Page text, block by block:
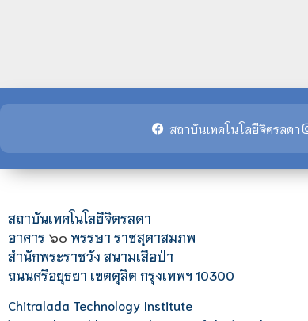
สถาบันเทคโนโลยีจิตรลดา
สถาบันเทคโนโลยีจิตรลดา
อาคาร ๖๐ พรรษา ราชสุดาสมภพ
สำนักพระราชวัง สนามเสือป่า
ถนนศรีอยุธยา เขตดุสิต กรุงเทพฯ 10300
Chitralada Technology Institute